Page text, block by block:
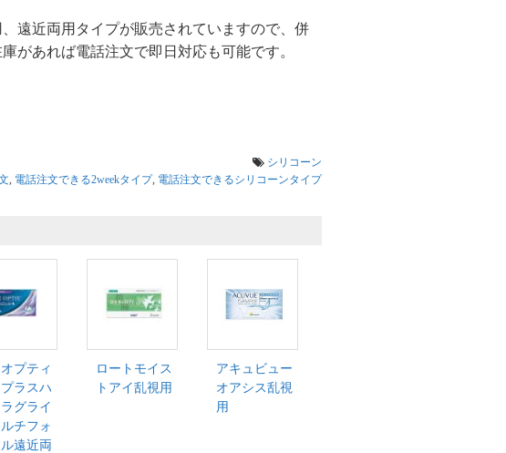
遠近両用タイプが販売されていますので、併
があれば電話注文で即日対応も可能です。
シリコーン
電話注文できる2weekタイプ, 電話注文できるシリコーンタイプ
プティ
ラスハ
グライ
ルチフォ
遠近両
ロートモイス
トアイ乱視用
アキュビュー
オアシス乱視
用